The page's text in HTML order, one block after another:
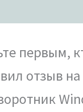
первым,
отзыв на